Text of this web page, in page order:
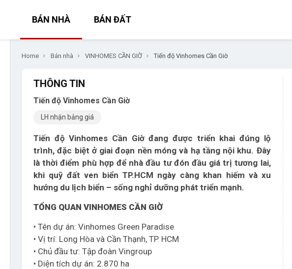
BÁN NHÀ BÁN ĐẤT
Home Bán nhà VINHOMES CẦN GIỜ Tiến độ Vinhomes Cần Giờ
THÔNG TIN
Tiến độ Vinhomes Cần Giờ
LH nhận bảng giá
Tiến độ Vinhomes Cần Giờ đang được triển khai đúng lộ
trình, đặc biệt ở giai đoạn nền móng và hạ tầng nội khu. Đây
là thời điểm phù hợp để nhà đầu tư đón đầu giá trị tương lai,
khi quỹ đất ven biển TP.HCM ngày càng khan hiếm và xu
hướng du lịch biển – sống nghỉ dưỡng phát triển mạnh.
TỔNG QUAN VINHOMES CẦN GIỜ
• Tên dự án: Vinhomes Green Paradise
• Vị trí: Long Hòa và Cần Thạnh, TP. HCM
• Chủ đầu tư: Tập đoàn Vingroup
• Diện tích dự án: 2.870 ha